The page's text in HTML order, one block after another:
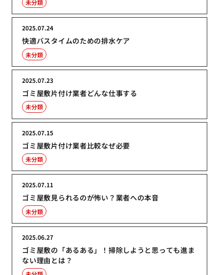
未分類
快適バスタイムのための排水ケア
2025.07.24
未分類
ゴミ屋敷片付け業者どんな仕事する
2025.07.23
未分類
ゴミ屋敷片付け業者比較なぜ必要
2025.07.15
未分類
ゴミ屋敷見られるのが怖い？業者への本音
2025.07.11
未分類
ゴミ屋敷の「あるある」！掃除しようと思っても進ま
ない理由とは？
2025.06.27